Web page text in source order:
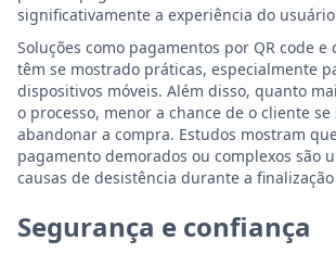
significativamente a experiência do
Soluções como pagamentos por QR code
têm se mostrado práticas, especialmente
dispositivos móveis. Além disso, quanto
o processo, menor a chance de o cliente
abandonar a compra. Estudos mostram
pagamento demorados ou complexos são
causas de desistência durante a
Segurança e confiança